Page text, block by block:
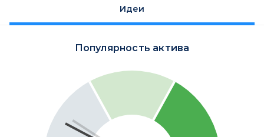
Идеи
Популярность актива